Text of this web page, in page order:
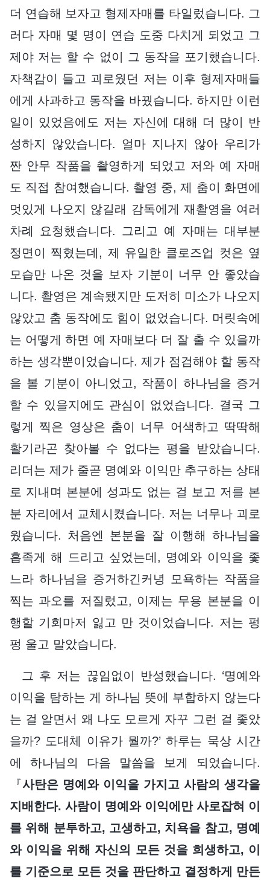
더 연습해 보자고 형제자매를 타일렀습니다. 그
러다 자매 몇 명이 연습 도중 다치게 되었고 그
제야 저는 할 수 없이 그 동작을 포기했습니다.
자책감이 들고 괴로웠던 저는 이후 형제자매들
에게 사과하고 동작을 바꿨습니다. 하지만 이런
일이 있었음에도 저는 자신에 대해 더 많이 반
성하지 않았습니다. 얼마 지나지 않아 우리가
짠 안무 작품을 촬영하게 되었고 저와 예 자매
도 직접 참여했습니다. 촬영 중, 제 춤이 화면에
멋있게 나오지 않길래 감독에게 재촬영을 여러
차례 요청했습니다. 그리고 예 자매는 대부분
정면이 찍혔는데, 제 유일한 클로즈업 컷은 옆
모습만 나온 것을 보자 기분이 너무 안 좋았습
니다. 촬영은 계속됐지만 도저히 미소가 나오지
않았고 춤 동작에도 힘이 없었습니다. 머릿속에
는 어떻게 하면 예 자매보다 더 잘 출 수 있을까
하는 생각뿐이었습니다. 제가 점검해야 할 동작
을 볼 기분이 아니었고, 작품이 하나님을 증거
할 수 있을지에도 관심이 없었습니다. 결국 그
렇게 찍은 영상은 춤이 너무 어색하고 딱딱해
활기라곤 찾아볼 수 없다는 평을 받았습니다.
리더는 제가 줄곧 명예와 이익만 추구하는 상태
로 지내며 본분에 성과도 없는 걸 보고 저를 본
분 자리에서 교체시켰습니다. 저는 너무나 괴로
웠습니다. 처음엔 본분을 잘 이행해 하나님을
흡족게 해 드리고 싶었는데, 명예와 이익을 좇
느라 하나님을 증거하긴커녕 모욕하는 작품을
찍는 과오를 저질렀고, 이제는 무용 본분을 이
행할 기회마저 잃고 만 것이었습니다. 저는 펑
펑 울고 말았습니다.
그 후 저는 끊임없이 반성했습니다. ‘명예와
이익을 탐하는 게 하나님 뜻에 부합하지 않는다
는 걸 알면서 왜 나도 모르게 자꾸 그런 걸 좇았
을까? 도대체 이유가 뭘까?’ 하루는 묵상 시간
에 하나님의 다음 말씀을 보게 되었습니다.
『사탄은 명예와 이익을 가지고 사람의 생각을
지배한다. 사람이 명예와 이익에만 사로잡혀 이
를 위해 분투하고, 고생하고, 치욕을 참고, 명예
와 이익을 위해 자신의 모든 것을 희생하고, 이
를 기준으로 모든 것을 판단하고 결정하게 만든